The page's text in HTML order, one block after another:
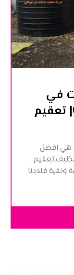
في
هي افضل
ونقية فلدينا